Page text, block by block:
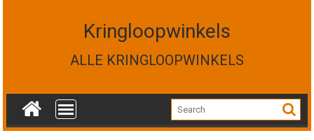
n
Kringloopwinkels
ALLE KRINGLOOPWINKELS